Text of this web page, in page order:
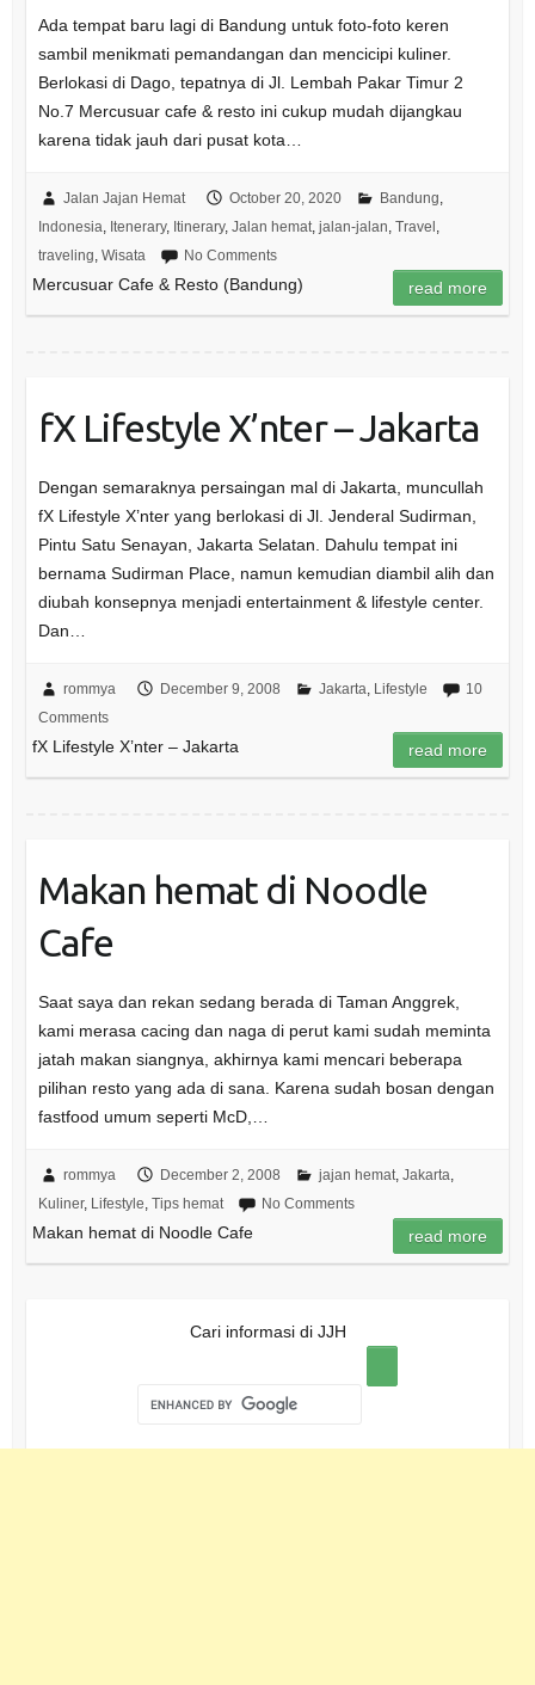
Ada tempat baru lagi di Bandung untuk foto-foto keren
sambil menikmati pemandangan dan mencicipi kuliner.
Berlokasi di Dago, tepatnya di Jl. Lembah Pakar Timur 2
No.7 Mercusuar cafe & resto ini cukup mudah dijangkau
karena tidak jauh dari pusat kota…
Jalan Jajan Hemat October 20, 2020 Bandung,
Indonesia, Itenerary, Itinerary, Jalan hemat, jalan-jalan, Travel,
traveling, Wisata No Comments
Mercusuar Cafe & Resto (Bandung) read more
fX Lifestyle X’nter – Jakarta
Dengan semaraknya persaingan mal di Jakarta, muncullah
fX Lifestyle X’nter yang berlokasi di Jl. Jenderal Sudirman,
Pintu Satu Senayan, Jakarta Selatan. Dahulu tempat ini
bernama Sudirman Place, namun kemudian diambil alih dan
diubah konsepnya menjadi entertainment & lifestyle center.
Dan…
rommya December 9, 2008 Jakarta, Lifestyle
10
Comments
fX Lifestyle X’nter – Jakarta read more
Makan hemat di Noodle
Cafe
Saat saya dan rekan sedang berada di Taman Anggrek,
kami merasa cacing dan naga di perut kami sudah meminta
jatah makan siangnya, akhirnya kami mencari beberapa
pilihan resto yang ada di sana. Karena sudah bosan dengan
fastfood umum seperti McD,…
rommya December 2, 2008 jajan hemat, Jakarta,
Kuliner, Lifestyle, Tips hemat No Comments
Makan hemat di Noodle Cafe read more
Cari informasi di JJH